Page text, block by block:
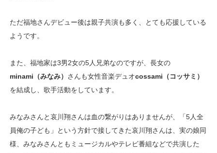
ただ福地さんデビュー後は親子共演も多く、とても応援している
ようです。
また、福地家は3男2女の5人兄弟なのですが、長女の
minami （みなみ） さんも女性音楽デュオcossami（コッサミ）
を結成し、歌手活動をしています。
みなみさんと哀川翔さんは血の繋がりはありませんが、「5人全
員俺の子ども」という方針で接してきた哀川翔さんは、実の娘同
様、みなみさんともミュージカルやテレビ番組などで共演した